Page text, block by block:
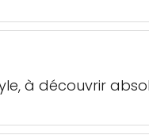
à découvrir